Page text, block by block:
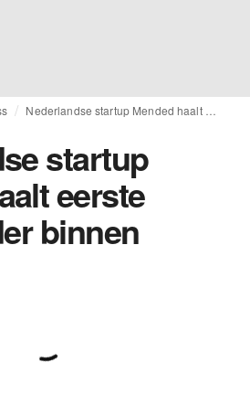
startup
eerste
binnen